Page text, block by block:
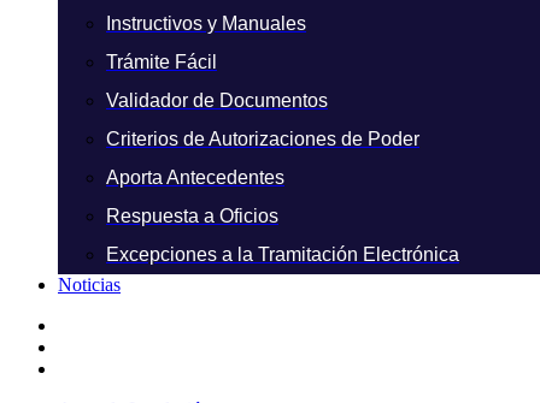
Instructivos y Manuales
Trámite Fácil
Validador de Documentos
Criterios de Autorizaciones de Poder
Aporta Antecedentes
Respuesta a Oficios
Excepciones a la Tramitación Electrónica
Noticias